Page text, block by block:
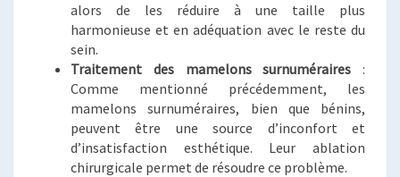
alors de les réduire à une taille plus
harmonieuse et en adéquation avec le reste du
sein.
Traitement des mamelons surnuméraires :
Comme mentionné précédemment, les
mamelons surnuméraires, bien que bénins,
peuvent être une source d’inconfort et
d’insatisfaction esthétique. Leur ablation
chirurgicale permet de résoudre ce problème.